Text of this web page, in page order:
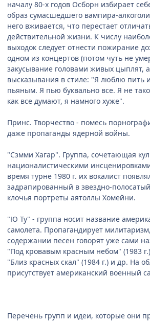
началу 80-х годов Осборн избирает
образ сумасшедшего вампира-
него вживается, что перестает
действительной жизни. К числу
выходок следует отнести пожирание
одном из концертов (потом чуть не
закусывание головами живых цыплят,
высказывания в стиле: "Я люблю пить
пьяным. Я пью буквально все. Я не
как все думают, я намного хуже".
Принс. Творчество - помесь
даже пропаганды ядерной войны.
"Сзмми Хагар". Группа, сочетающая
националистическими
время турне 1980 г. их вокалист
задрапированный в звездно-
клочья портреты аятоллы Хомейни.
"Ю Ту" - группа носит название
самолета. Пропагандирует
содержании песен говорят уже сами
"Под кровавым красным небом" (1983
"Близ красных скал" (1984 г.) и др. Hа
присутствует американский военный
Перечень групп и идеи, которые они